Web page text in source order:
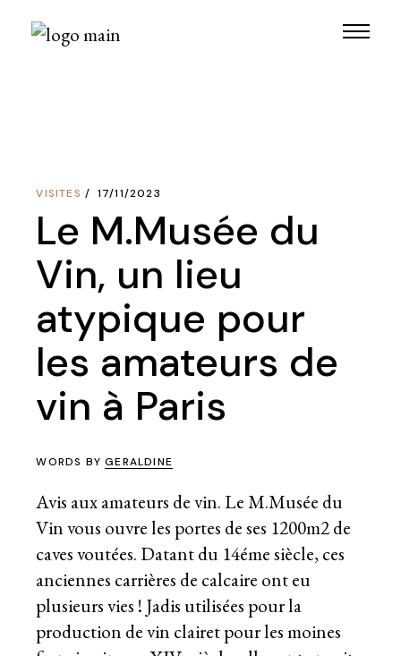
VISITES 17/11/2023
Le M.Musée du
Vin, un lieu
atypique pour
les amateurs de
vin à Paris
WORDS BYGERALDINE
Avis aux amateurs de vin. Le M.Musée du
Vin vous ouvre les portes de ses 1200m2 de
caves voutées. Datant du 14éme siècle, ces
anciennes carrières de calcaire ont eu
plusieurs vies ! Jadis utilisées pour la
production de vin clairet pour les moines